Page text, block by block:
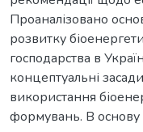
Проаналізовано
розвитку
господарства в
концептуальні
використання
формувань. В основу